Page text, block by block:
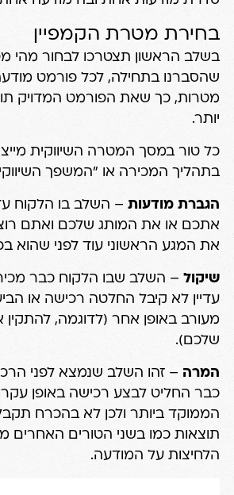
בחירת מטרת הקמפיין
בשלב הראשון תצטרכו לבחור מהי
שהסברנו בתחילה, לכל פורמט
מטרות, כך שאת הפורמט המדויק
יותר.
כל טור במסך המטרה השיווקית
בתהליך המכירה או "המשפך
הגברת מודעות – השלב בו הלקוח
אתכם או את המותג שלכם ואתם
את המגע הראשוני עוד לפני שהוא
שיקול– השלב שבו הלקוח כבר
עדיין לא קיבל החלטה רכישה או הביע
מעורב באופן אחר (לדוגמה,
שלכם).
המרה – זהו השלב שנמצא לפני
כבר החליט לבצע רכישה באופן
הממוקד ביותר ולכן לא בהכרח
תוצאות כמו בשני הטורים האחרים
הלחיצות על המודעה.